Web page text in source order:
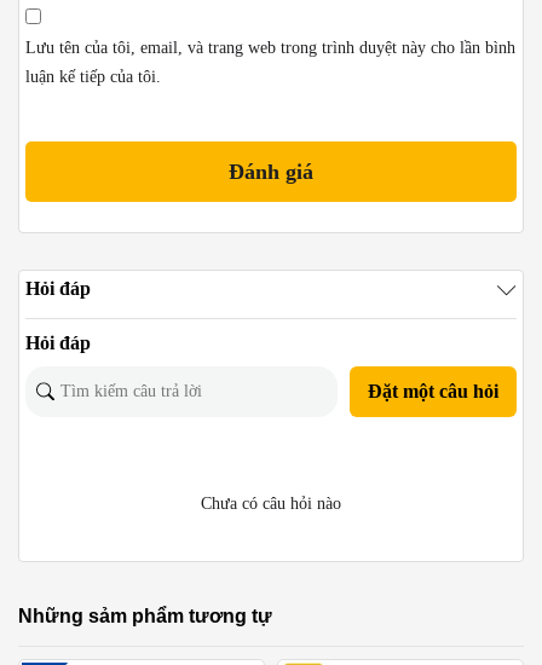
Lưu tên của tôi, email, và trang web trong trình duyệt này cho lần bình
luận kế tiếp của tôi.
Hỏi đáp
Hỏi đáp
Đặt một câu hỏi
Chưa có câu hỏi nào
Những sảm phẩm tương tự